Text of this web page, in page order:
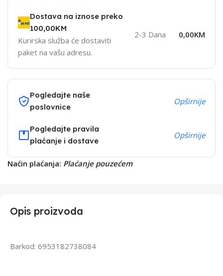
Dostava na iznose preko
100,00KM
Kurirska služba će dostaviti
paket na vašu adresu.
2-3 Dana 0,00KM
Pogledajte naše
poslovnice
Opširnije
Pogledajte pravila
plaćanje i dostave
Opširnije
Naćin plaćanja: Plaćanje pouzećem
Opis proizvoda
Barkod: 6953182738084